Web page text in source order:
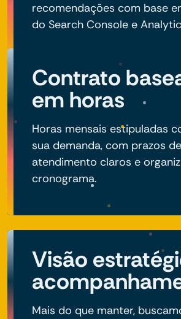
recomendações com base
do Search Console e
Contrato
em horas
Horas mensais estipuladas
sua demanda, com prazos de
atendimento claros e
cronograma.
Visão
Mais do que manter,